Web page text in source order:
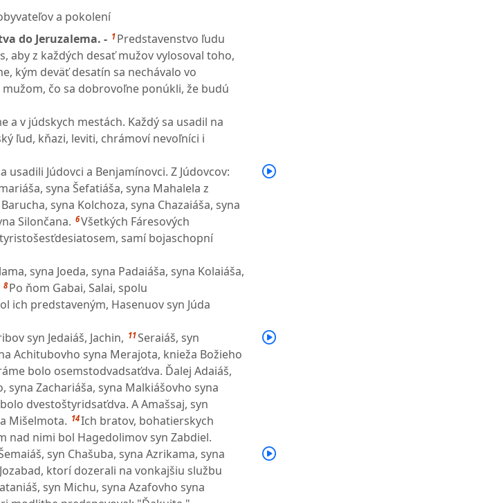
a pokolení
do Jeruzalema. - 1 Predstavenstvo ľudu
aby z každých desať mužov vylosoval toho,
kým deväť desatín sa nechávalo vo
čo sa dobrovoľne ponúkli, že budú
a v júdskych mestách. Každý sa usadil na
ľud, kňazi, leviti, chrámoví nevoľníci i
usadili Júdovci a Benjamínovci. Z Júdovcov:
syna Šefatiáša, syna Mahalela z
syna Kolchoza, syna Chazaiáša, syna
Silončana. 6Všetkých Fáresových
samí bojaschopní
syna Joeda, syna Padaiáša, syna Kolaiáša,
8 Po ňom Gabai, Salai, spolu
ich predstaveným, Hasenuov syn Júda
syn Jedaiáš, Jachin, 11Seraiáš, syn
Achitubovho syna Merajota, knieža Božieho
bolo osemstodvadsaťdva. Ďalej Adaiáš,
syna Zachariáša, syna Malkiášovho syna
dvestoštyridsaťdva. A Amašsaj, syn
Mišelmota. 14Ich bratov, bohatierskych
nad nimi bol Hagedolimov syn Zabdiel.
syn Chašuba, syna Azrikama, syna
ktorí dozerali na vonkajšiu službu
syn Michu, syna Azafovho syna